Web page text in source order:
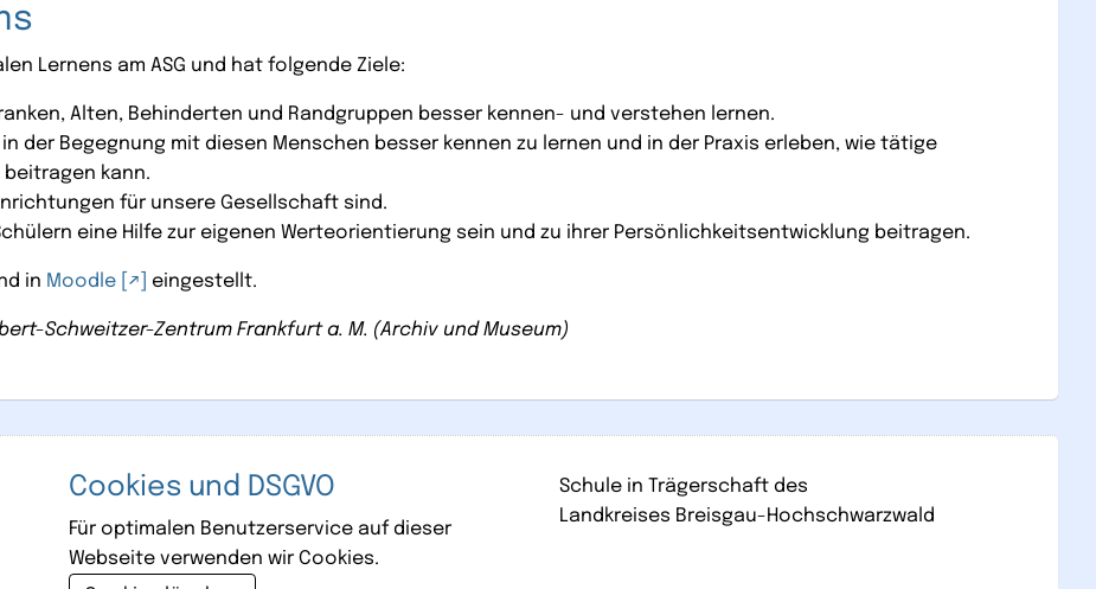
Lernens am ASG und hat folgende Ziele:
Alten, Behinderten und Randgruppen besser kennen- und verstehen lernen.
der Begegnung mit diesen Menschen besser kennen zu lernen und in der Praxis erleben, wie tätige
kann.
für unsere Gesellschaft sind.
eine Hilfe zur eigenen Werteorientierung sein und zu ihrer Persönlichkeitsentwicklung beitragen.
in Moodle eingestellt.
Schweitzer-Zentrum Frankfurt a. M. (Archiv und Museum)
Cookies und DSGVO
Für optimalen Benutzerservice auf dieser
Webseite verwenden wir Cookies.
Schule in Trägerschaft des
Landkreises Breisgau-Hochschwarzwald